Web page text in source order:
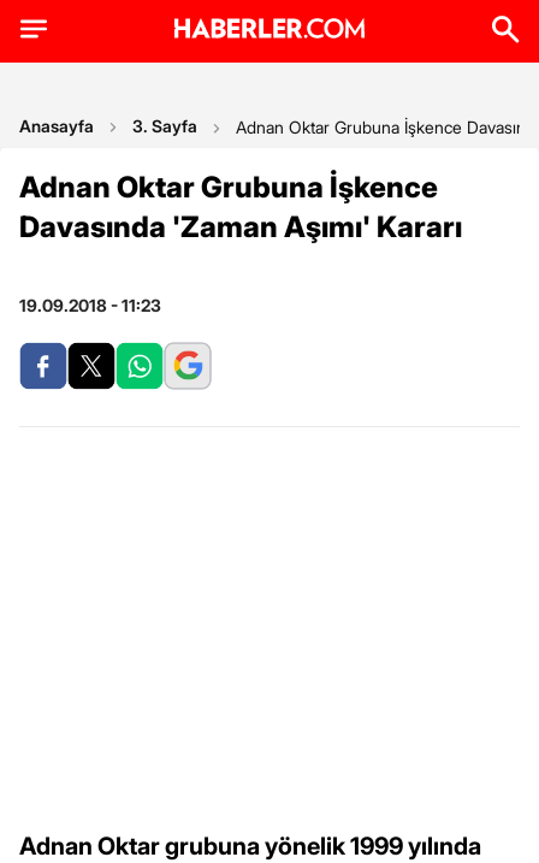
Anasayfa 3. Sayfa Adnan Oktar Grubuna İşkence
Adnan Oktar Grubuna İşkence
Davasında 'Zaman Aşımı' Kararı
19.09.2018 - 11:23
Adnan Oktar grubuna yönelik 1999 yılında